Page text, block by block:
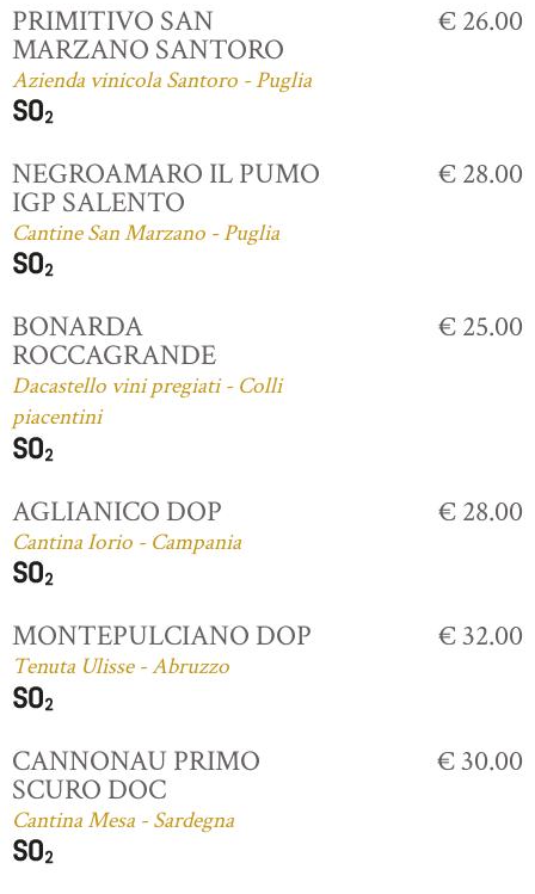
PRIMITIVO SAN
MARZANO SANTORO
Azienda vinicola Santoro - Puglia
€ 26.00
NEGROAMARO IL PUMO
IGP SALENTO
Cantine San Marzano - Puglia
€ 28.00
BONARDA
ROCCAGRANDE
Dacastello vini pregiati - Colli
piacentini
€ 25.00
AGLIANICO DOP
Cantina Iorio - Campania
€ 28.00
MONTEPULCIANO DOP
Tenuta Ulisse - Abruzzo
€ 32.00
CANNONAU PRIMO
SCURO DOC
Cantina Mesa - Sardegna
€ 30.00